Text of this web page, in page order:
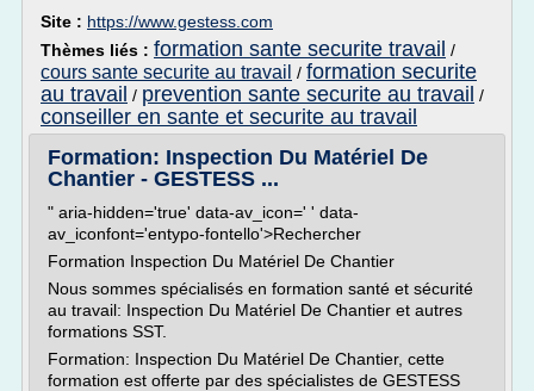
Site : https://www.gestess.com
Thèmes liés : formation sante securite travail /
cours sante securite au travail / formation securite
au travail / prevention sante securite au travail /
conseiller en sante et securite au travail
Formation: Inspection Du Matériel De
Chantier - GESTESS ...
" aria-hidden='true' data-av_icon=' ' data-
av_iconfont='entypo-fontello'>Rechercher
Formation Inspection Du Matériel De Chantier
Nous sommes spécialisés en formation santé et sécurité
au travail: Inspection Du Matériel De Chantier et autres
formations SST.
Formation: Inspection Du Matériel De Chantier, cette
formation est offerte par des spécialistes de GESTESS